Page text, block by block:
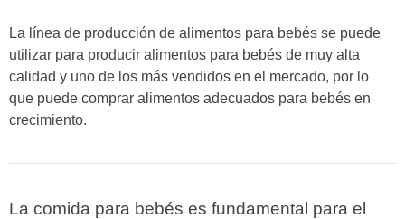
La línea de producción de alimentos para bebés se puede
utilizar para producir alimentos para bebés de muy alta
calidad y uno de los más vendidos en el mercado, por lo
que puede comprar alimentos adecuados para bebés en
crecimiento.
La comida para bebés es fundamental para el